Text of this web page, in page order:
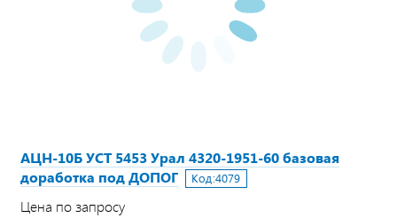
АЦН-10Б УСТ 5453 Урал 4320-1951-60 базовая
доработка под ДОПОГ
Код:4079
Цена по запросу